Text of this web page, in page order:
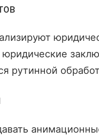
рутинной